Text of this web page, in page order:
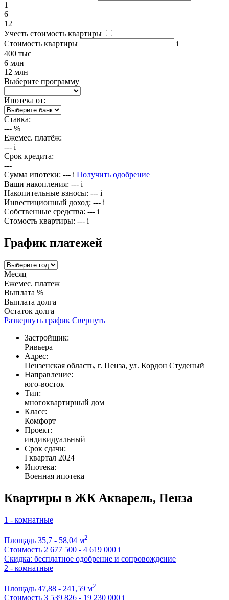
1
6
12
Учесть стоимость квартиры
Стоимость квартиры
i
400 тыс
6 млн
12 млн
Выберите программу
Ипотека от:
Ставка:
--- %
Ежемес. платёж:
--- i
Срок кредита:
---
Сумма ипотеки: --- i Получить одобрение
Ваши накопления: --- i
Накопительные взносы: --- i
Инвестиционный доход: --- i
Собственные средства: --- i
Стомость квартиры: --- i
График платежей
Месяц
Ежемес. платеж
Выплата %
Выплата долга
Остаток долга
Развернуть график Свернуть
Застройщик:
Ривьера
Адрес:
Пензенская область, г. Пенза, ул. Кордон Студеный
Направление:
юго-восток
Тип:
многоквартирный дом
Класс:
Комфорт
Проект:
индивидуальный
Срок сдачи:
I квартал 2024
Ипотека:
Военная ипотека
Квартиры в ЖК Акварель, Пенза
1 - комнатные
Площадь 35,7 - 58,04 м2
Стоимость 2 677 500 - 4 619 000 i
Скидка: бесплатное одобрение и сопровождение
2 - комнатные
Площадь 47,88 - 241,59 м2
Стоимость 3 539 826 - 19 230 000 i